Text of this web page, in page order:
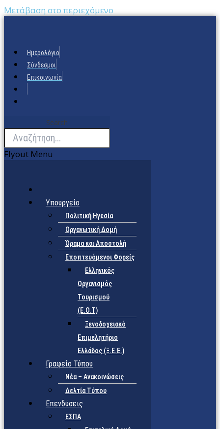
Μετάβαση στο περιεχόμενο
Ημερολόγιο
Σύνδεσμοι
Επικοινωνία
Search
Flyout Menu
Υπουργείο
Πολιτική Ηγεσία
Οργανωτική Δομή
Όραμα και Αποστολή
Εποπτευόμενοι Φορείς
Eλληνικός
Οργανισμός
Τουρισμού
(Ε.Ο.Τ)
Ξενοδοχειακό
Επιμελητήριο
Ελλάδος (Ξ.Ε.Ε.)
Γραφείο Τύπου
Νέα – Ανακοινώσεις
Δελτία Τύπου
Επενδύσεις
ΕΣΠΑ